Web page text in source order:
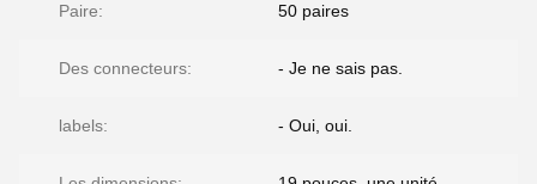
Paire: 50 paires
Des connecteurs: - Je ne sais pas.
labels: - Oui, oui.